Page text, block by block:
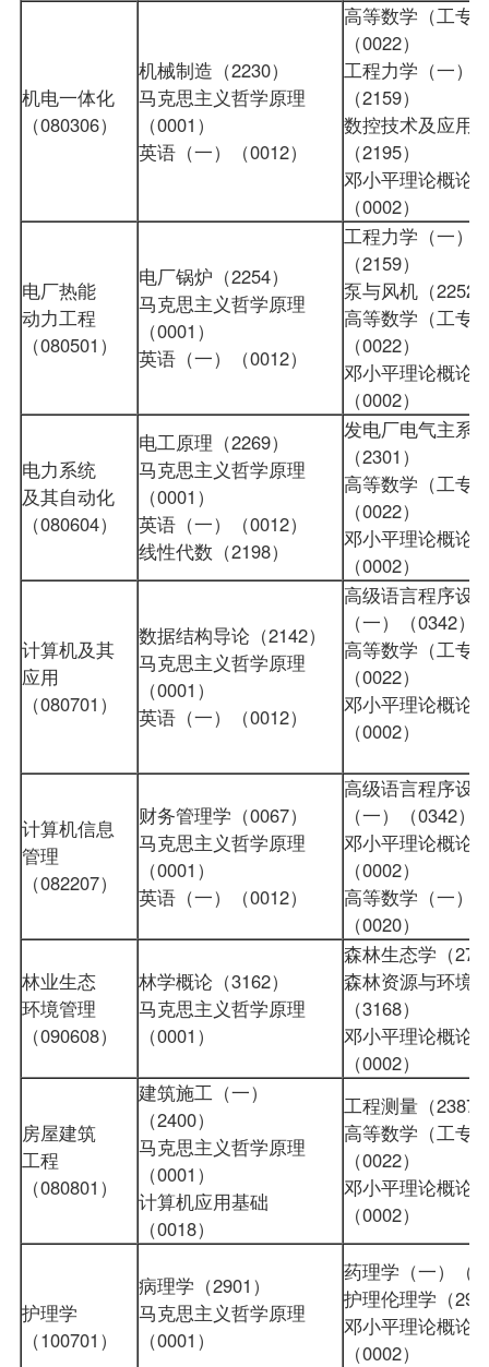
机电一体化
（080306）
机械制造（2230）
马克思主义哲学原理
（0001）
英语（一）（0012）
高等数学（工专
（0022）
工程力学（一）
（2159）
数控技术及应用
（2195）
邓小平理论概论
（0002）
电厂热能
动力工程
（080501）
电厂锅炉（2254）
马克思主义哲学原理
（0001）
英语（一）（0012）
工程力学（一）
（2159）
泵与风机（2252
高等数学（工专
（0022）
邓小平理论概论
（0002）
电力系统
及其自动化
（080604）
电工原理（2269）
马克思主义哲学原理
（0001）
英语（一）（0012）
线性代数（2198）
发电厂电气主系
（2301）
高等数学（工专
（0022）
邓小平理论概论
（0002）
计算机及其
应用
（080701）
数据结构导论（2142）
马克思主义哲学原理
（0001）
英语（一）（0012）
高级语言程序设
（一）
（0342）
高等数学（工专
（0022）
邓小平理论概论
（0002）
计算机信息
管理
（082207）
财务管理学（0067）
马克思主义哲学原理
（0001）
英语（一）（0012）
高级语言程序设
（一）（0342）
邓小平理论概论
（0002）
高等数学（一）
（0020）
林业生态
环境管理
（090608）
林学概论（3162）
马克思主义哲学原理
（0001）
森林生态学（
森林资源与环境
（3168）
邓小平理论概论
（0002）
房屋建筑
工程
（080801）
建筑施工（一）
（2400）
马克思主义哲学原理
（0001）
计算机应用基础
（0018）
工程测量（2387
高等数学（工专
（0022）
邓小平理论概论
（0002）
护理学
（100701）
病理学（2901）
马克思主义哲学原理
（0001）
药理学（一）（
护理伦理学（
邓小平理论概论
（0002）